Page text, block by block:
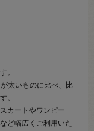
。
太いものに比べ、比
。
カートやワンピー
ど幅広くご利用いた